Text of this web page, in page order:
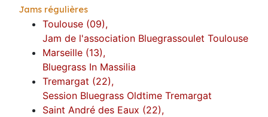
Jams régulières
Toulouse (09),
Jam de l'association Bluegrassoulet Toulouse
Marseille (13),
Bluegrass In Massilia
Tremargat (22),
Session Bluegrass Oldtime Tremargat
Saint André des Eaux (22),